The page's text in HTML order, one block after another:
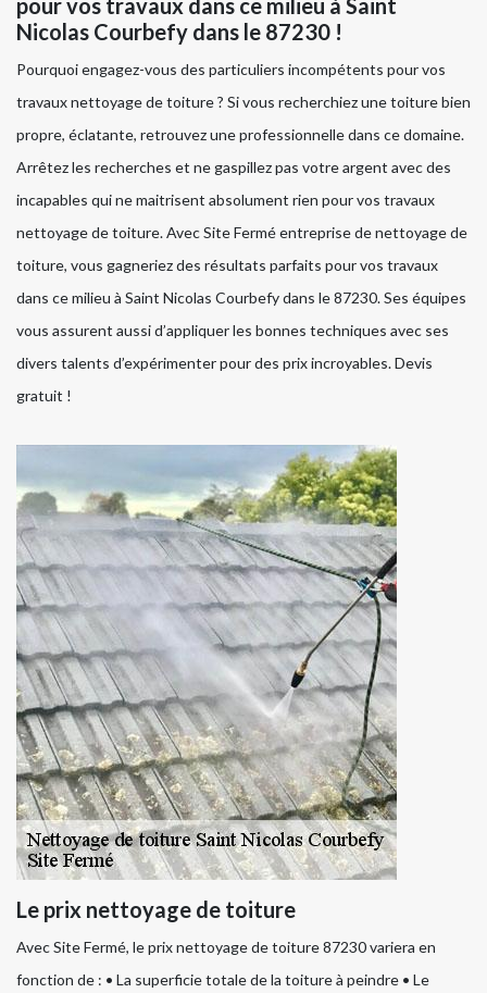
pour vos travaux dans ce milieu à Saint
Nicolas Courbefy dans le 87230 !
Pourquoi engagez-vous des particuliers incompétents pour vos
travaux nettoyage de toiture ? Si vous recherchiez une toiture bien
propre, éclatante, retrouvez une professionnelle dans ce domaine.
Arrêtez les recherches et ne gaspillez pas votre argent avec des
incapables qui ne maitrisent absolument rien pour vos travaux
nettoyage de toiture. Avec Site Fermé entreprise de nettoyage de
toiture, vous gagneriez des résultats parfaits pour vos travaux
dans ce milieu à Saint Nicolas Courbefy dans le 87230. Ses équipes
vous assurent aussi d’appliquer les bonnes techniques avec ses
divers talents d’expérimenter pour des prix incroyables. Devis
gratuit !
Le prix nettoyage de toiture
Avec Site Fermé, le prix nettoyage de toiture 87230 variera en
fonction de : • La superficie totale de la toiture à peindre • Le